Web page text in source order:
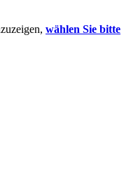
wählen Sie bitte